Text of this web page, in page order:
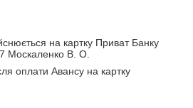
на картку Приват Банку
Москаленко В. О.
оплати Авансу на картку